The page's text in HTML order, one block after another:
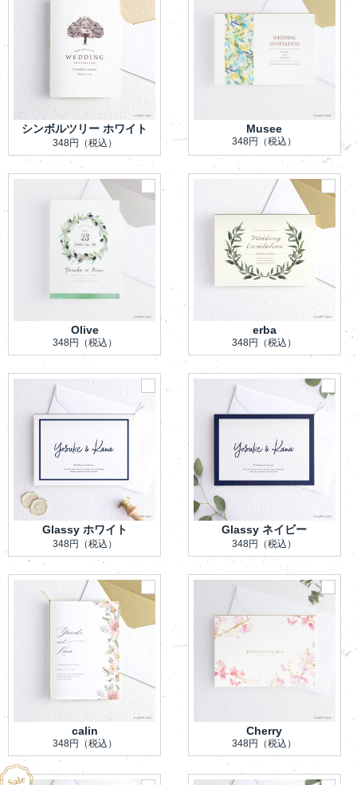
シンボルツリー ホワイト
348円 （税込）
Musee
348円 （税込）
Olive
348円 （税込）
erba
348円 （税込）
Glassy ホワイト
348円 （税込）
Glassy ネイビー
348円 （税込）
calin
348円 （税込）
Cherry
348円 （税込）